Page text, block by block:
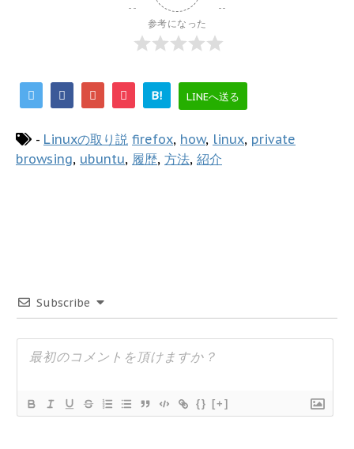
参考になった
B! LINEへ送る
- Linuxの取り説 firefox, how, linux, private
browsing, ubuntu, 履歴, 方法, 紹介
Subscribe
{} [+]